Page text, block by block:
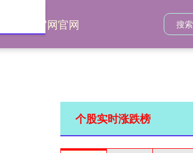
配资炒股官网官网
个股实时涨跌榜